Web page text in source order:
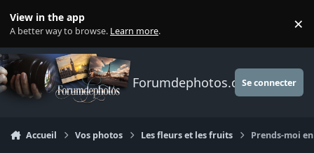
View in the app
A better way to browse. Learn more. ×
Forumdephotos.comSe connecter
Accueil Vos photos Les fleurs et les fruits Prends-moi